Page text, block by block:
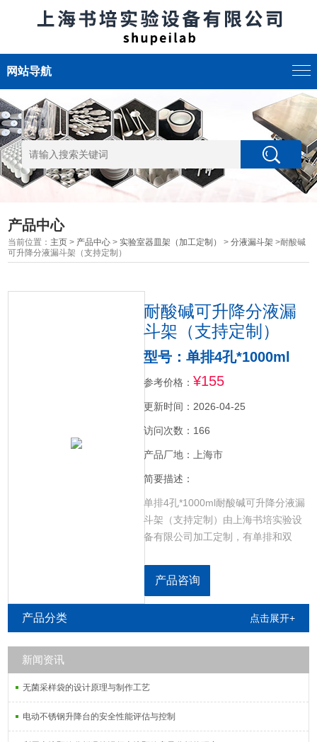
网站导航
产品中心
当前位置： 主页 > 产品中心 >实验室器皿架（加工定制） >分液漏斗架 >耐酸碱
可升降分液漏斗架（支持定制）
耐酸碱可升降分液漏
斗架（支持定制）
型号：单排4孔*1000ml
参考价格： ¥155
更新时间：2026-04-25
访问次数：166
产品厂地：上海市
简要描述：
单排4孔*1000ml耐酸碱可升降分液漏
斗架（支持定制）由上海书培实验设
备有限公司加工定制，有单排和双
子，下面底座安装方便，拆卸方便，
固定方式为国标蝴蝶螺丝与垫片。选
用优质PP全新料，可升降设计，板材
全，60ml-2000ml,特殊规格提供定
制。
产品咨询
产品分类 点击展开+
新闻资讯
无菌采样袋的设计原理与制作工艺
电动不锈钢升降台的安全性能评估与控制